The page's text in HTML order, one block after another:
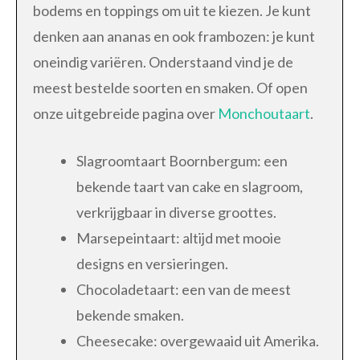
bodems en toppings om uit te kiezen. Je kunt
denken aan ananas en ook frambozen: je kunt
oneindig variëren. Onderstaand vind je de
meest bestelde soorten en smaken. Of open
onze uitgebreide pagina over Monchoutaart.
Slagroomtaart Boornbergum: een
bekende taart van cake en slagroom,
verkrijgbaar in diverse groottes.
Marsepeintaart: altijd met mooie
designs en versieringen.
Chocoladetaart: een van de meest
bekende smaken.
Cheesecake: overgewaaid uit Amerika.